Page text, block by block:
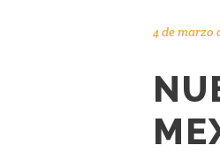
4 de marzo